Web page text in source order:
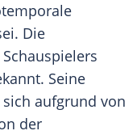
Die
Seine
aufgrund von
der